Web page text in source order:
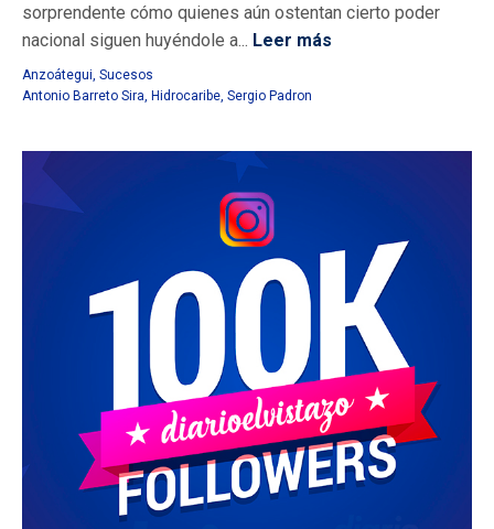
sorprendente cómo quienes aún ostentan cierto poder
nacional siguen huyéndole a... Leer más
Anzoátegui, Sucesos
Antonio Barreto Sira, Hidrocaribe, Sergio Padron